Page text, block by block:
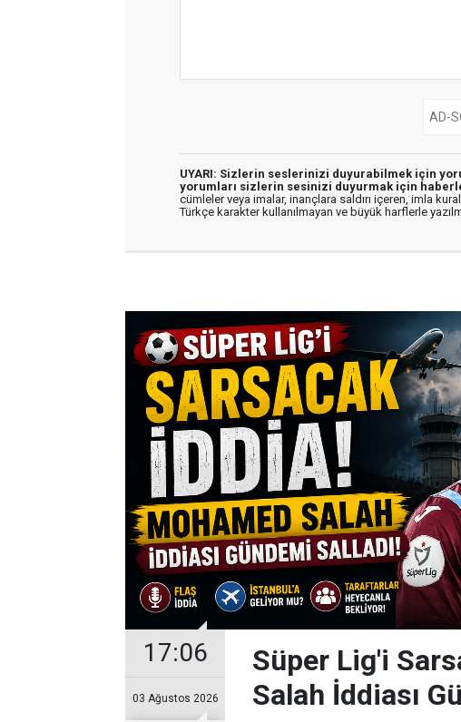
UYARI: Sizlerin seslerinizi duyurabilmek için
yorumları sizlerin sesinizi duyurmak için
cümleler veya imalar, inançlara saldırı içeren, imla
Türkçe karakter kullanılmayan ve büyük harflerle
17:06
03 Ağustos 2026
Süper Lig'i
Salah İddiası